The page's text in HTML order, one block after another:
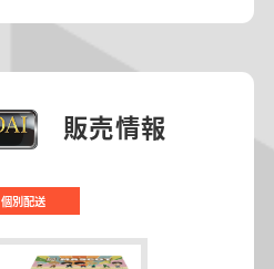
販売情報
個別配送